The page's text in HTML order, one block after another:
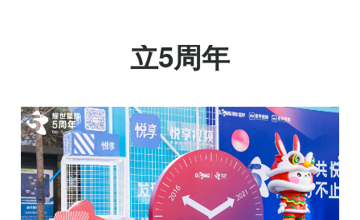
立5周年